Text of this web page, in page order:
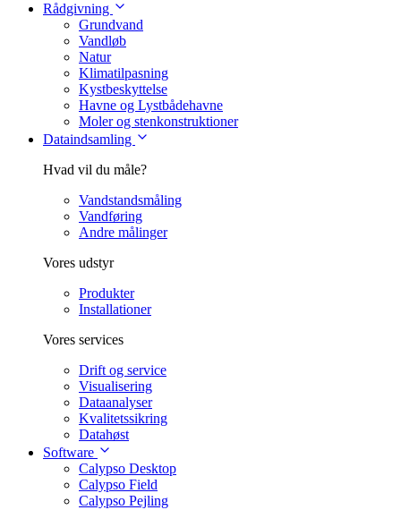
Rådgivning
Grundvand
Vandløb
Natur
Klimatilpasning
Kystbeskyttelse
Havne og Lystbådehavne
Moler og stenkonstruktioner
Dataindsamling
Hvad vil du måle?
Vandstandsmåling
Vandføring
Andre målinger
Vores udstyr
Produkter
Installationer
Vores services
Drift og service
Visualisering
Dataanalyser
Kvalitetssikring
Datahøst
Software
Calypso Desktop
Calypso Field
Calypso Pejling